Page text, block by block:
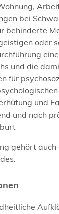
bei
behinderte
oder
und die
für
und
und nach
gehört